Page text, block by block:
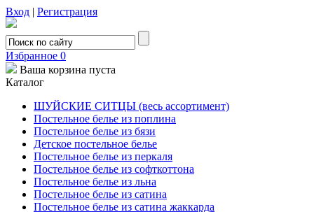
Вход | Регистрация
Избранное 0
Ваша корзина пуста
Каталог
ШУЙСКИЕ СИТЦЫ (весь ассортимент)
Постельное белье из поплина
Постельное белье из бязи
Детское постельное белье
Постельное белье из перкаля
Постельное белье из софткоттона
Постельное белье из льна
Постельное белье из сатина
Постельное белье из сатина жаккарда